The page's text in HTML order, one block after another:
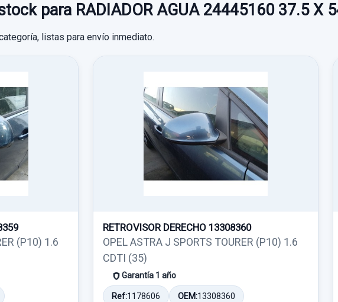
para RADIADOR AGUA 24445160 37.5 X
listas para envío inmediato.
(P10) 1.6
RETROVISOR DERECHO 13308360
OPEL ASTRA J SPORTS TOURER (P10) 1.6
CDTI (35)
Garantía 1 año
Ref:1178606 OEM:13308360